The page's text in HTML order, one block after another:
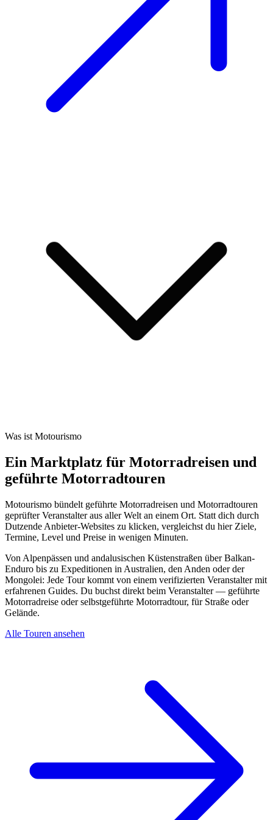
Was ist Motourismo
Ein Marktplatz für Motorradreisen und
geführte Motorradtouren
Motourismo bündelt geführte Motorradreisen und Motorradtouren
geprüfter Veranstalter aus aller Welt an einem Ort. Statt dich durch
Dutzende Anbieter-Websites zu klicken, vergleichst du hier Ziele,
Termine, Level und Preise in wenigen Minuten.
Von Alpenpässen und andalusischen Küstenstraßen über Balkan-
Enduro bis zu Expeditionen in Australien, den Anden oder der
Mongolei: Jede Tour kommt von einem verifizierten Veranstalter mit
erfahrenen Guides. Du buchst direkt beim Veranstalter — geführte
Motorradreise oder selbstgeführte Motorradtour, für Straße oder
Gelände.
Alle Touren ansehen